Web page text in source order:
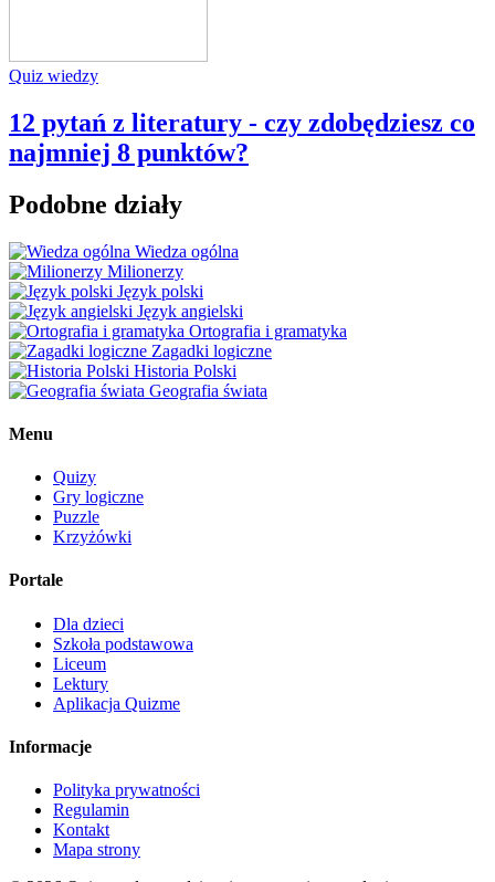
Quiz wiedzy
12 pytań z literatury - czy zdobędziesz co
najmniej 8 punktów?
Podobne działy
Wiedza ogólna
Milionerzy
Język polski
Język angielski
Ortografia i gramatyka
Zagadki logiczne
Historia Polski
Geografia świata
Menu
Quizy
Gry logiczne
Puzzle
Krzyżówki
Portale
Dla dzieci
Szkoła podstawowa
Liceum
Lektury
Aplikacja Quizme
Informacje
Polityka prywatności
Regulamin
Kontakt
Mapa strony